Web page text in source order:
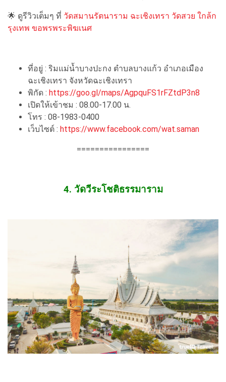
🌟 ดูรีวิวเต็มๆ ที่ วัดสมานรัตนาราม ฉะเชิงเทรา วัดสวย ใกล้ก
รุงเทพ ขอพรพระพิฆเนศ
ที่อยู่ : ริมแม่น้ำบางปะกง ตำบลบางแก้ว อำเภอเมือง
ฉะเชิงเทรา จังหวัดฉะเชิงเทรา
พิกัด : https://goo.gl/maps/AgpquFS1rFZtdP3n8
เปิดให้เข้าชม : 08.00-17.00 น.
โทร : 08-1983-0400
เว็บไซต์ : https://www.facebook.com/wat.saman
================
4. วัดวีระโชติธรรมาราม